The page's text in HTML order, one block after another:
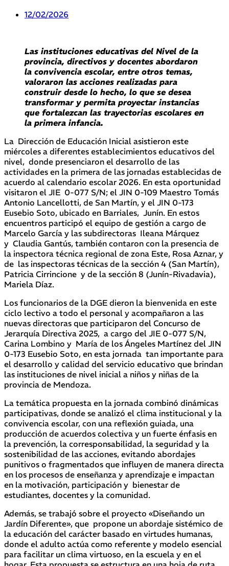
12/02/2026
Las instituciones educativas del Nivel de la
provincia, directivos y docentes abordaron
la convivencia escolar, entre otros temas,
valoraron las acciones realizadas para
construir desde lo hecho, lo que se desea
transformar y permita proyectar instancias
que fortalezcan las trayectorias escolares en
la primera infancia.
La Dirección de Educación Inicial asistieron este
miércoles a diferentes establecimientos educativos del
nivel, donde presenciaron el desarrollo de las
actividades en la primera de las jornadas establecidas de
acuerdo al calendario escolar 2026. En esta oportunidad
visitaron el JIE 0-077 S/N; el JIN 0-109 Maestro Tomás
Antonio Lancellotti, de San Martín, y el JIN 0-173
Eusebio Soto, ubicado en Barriales, Junín. En estos
encuentros participó el equipo de gestión a cargo de
Marcelo García y las subdirectoras Ileana Márquez
y Claudia Gantús, también contaron con la presencia de
la inspectora técnica regional de zona Este, Rosa Aznar, y
de las inspectoras técnicas de la sección 4 (San Martín),
Patricia Cirrincione y de la sección 8 (Junín-Rivadavia),
Mariela Díaz.
Los funcionarios de la DGE dieron la bienvenida en este
ciclo lectivo a todo el personal y acompañaron a las
nuevas directoras que participaron del Concurso de
Jerarquía Directiva 2025, a cargo del JIE 0-077 S/N,
Carina Lombino y María de los Ángeles Martínez del JIN
0-173 Eusebio Soto, en esta jornada tan importante para
el desarrollo y calidad del servicio educativo que brindan
las instituciones de nivel inicial a niños y niñas de la
provincia de Mendoza.
La temática propuesta en la jornada combinó dinámicas
participativas, donde se analizó el clima institucional y la
convivencia escolar, con una reflexión guiada, una
producción de acuerdos colectiva y un fuerte énfasis en
la prevención, la corresponsabilidad, la seguridad y la
sostenibilidad de las acciones, evitando abordajes
punitivos o fragmentados que influyen de manera directa
en los procesos de enseñanza y aprendizaje e impactan
en la motivación, participación y bienestar de
estudiantes, docentes y la comunidad.
Además, se trabajó sobre el proyecto «Diseñando un
Jardín Diferente», que propone un abordaje sistémico de
la educación del carácter basado en virtudes humanas,
donde el adulto actúa como referente y modelo esencial
para facilitar un clima virtuoso, en la escuela y en el